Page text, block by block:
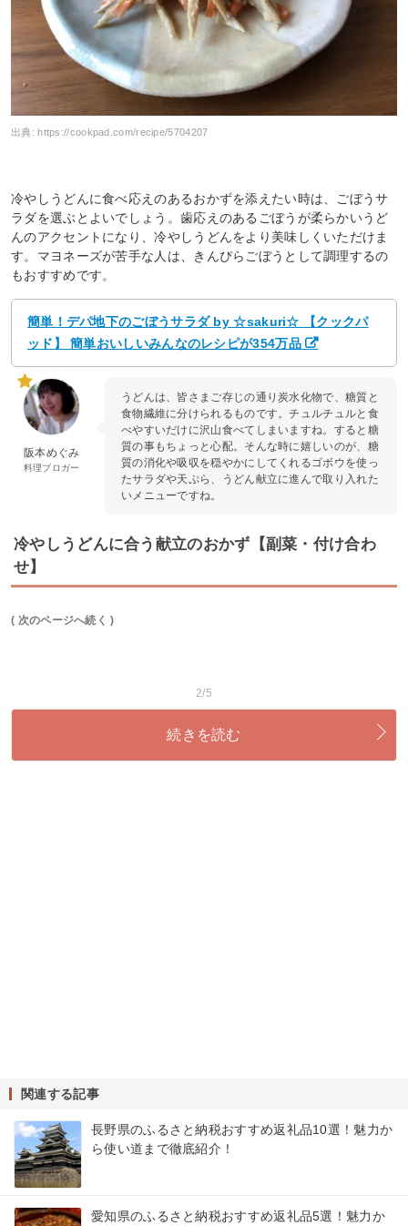
出典:https://cookpad.com/recipe/5704207
冷やしうどんに食べ応えのあるおかずを添えたい時は、ごぼうサ
ラダを選ぶとよいでしょう。歯応えのあるごぼうが柔らかいうど
んのアクセントになり、冷やしうどんをより美味しくいただけま
す。マヨネーズが苦手な人は、きんぴらごぼうとして調理するの
もおすすめです。
簡単！デパ地下のごぼうサラダ by ☆sakuri☆ 【クックパ
ッド】 簡単おいしいみんなのレシピが354万品
阪本めぐみ
料理ブロガー
うどんは、皆さまご存じの通り炭水化物で、糖質と
食物繊維に分けられるものです。チュルチュルと食
べやすいだけに沢山食べてしまいますね。すると糖
質の事もちょっと心配。そんな時に嬉しいのが、糖
質の消化や吸収を穏やかにしてくれるゴボウを使っ
たサラダや天ぷら、うどん献立に進んで取り入れた
いメニューですね。
冷やしうどんに合う献立のおかず【副菜・付け合わ
せ】
( 次のページへ続く )
2/5
続きを読む
関連する記事
長野県のふるさと納税おすすめ返礼品10選！魅力か
ら使い道まで徹底紹介！
愛知県のふるさと納税おすすめ返礼品5選！魅力か